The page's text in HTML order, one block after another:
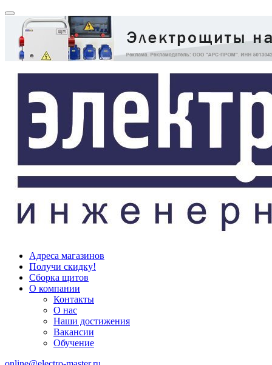
Адреса магазинов
Получи скидку!
Сборка щитов
О компании
Контакты
О нас
Наши достижения
Вакансии
Обучение